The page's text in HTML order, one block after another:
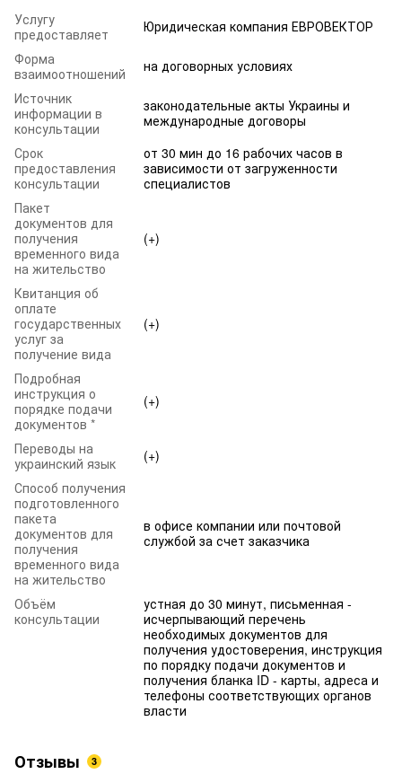
Услугу
предоставляет
Юридическая компания ЕВРОВЕКТОР
Форма
взаимоотношений
на договорных условиях
Источник
информации в
консультации
законодательные акты Украины и
международные договоры
Срок
предоставления
консультации
от 30 мин до 16 рабочих часов в
зависимости от загруженности
специалистов
Пакет
документов для
получения
временного вида
на жительство
(+)
Квитанция об
оплате
государственных
услуг за
получение вида
(+)
Подробная
инструкция о
порядке подачи
документов *
(+)
Переводы на
украинский язык
(+)
Способ получения
подготовленного
пакета
документов для
получения
временного вида
на жительство
в офисе компании или почтовой
службой за счет заказчика
Объём
консультации
устная до 30 минут, письменная -
исчерпывающий перечень
необходимых документов для
получения удостоверения, инструкция
по порядку подачи документов и
получения бланка ID - карты, адреса и
телефоны соответствующих органов
власти
Отзывы 3